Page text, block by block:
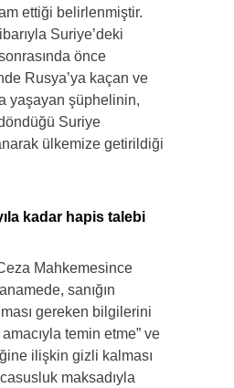
ettiği belirlenmiştir.
Suriye’deki
önce
Rusya’ya kaçan ve
yaşayan şüphelinin,
Suriye
ülkemize getirildiği
kadar hapis talebi
Mahkemesince
sanığın
gereken bilgilerini
temin etme” ve
ilişkin gizli kalması
maksadıyla